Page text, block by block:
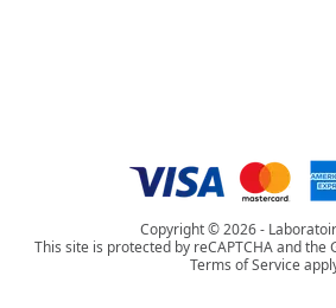
Copyright © 2026 -
This site is protected by reCAPTCHA and the
Terms of Service